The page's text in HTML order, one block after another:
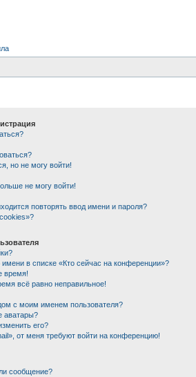
но не могу войти!
не могу войти!
повторять ввод имени и пароля?
в списке «Кто сейчас на конференции»?
время!
всё равно неправильное!
с моим именем пользователя?
аватары?
его?
от меня требуют войти на конференцию!
сообщение?